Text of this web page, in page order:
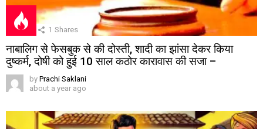
1 Shares
नाबालिग से फेसबुक से की दोस्ती, शादी का झांसा देकर किया
दुष्कर्म, दोषी को हुई 10 साल कठोर कारावास की सजा –
by Prachi Saklani
about a year ago